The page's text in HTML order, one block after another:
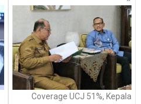
Coverage UCJ 51%, Kepala